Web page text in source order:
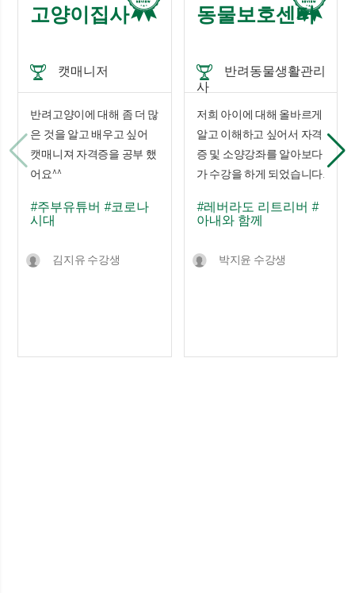
고양이집사
캣매니저
반려고양이에 대해 좀 더 많
은 것을 알고 배우고 싶어
캣매니져 자격증을 공부 했
어요^^
#주부유튜버 #코로나
시대
김지유 수강생
동물보호센터
반려동물생활관리
사
저희 아이에 대해 올바르게
알고 이해하고 싶어서 자격
증 및 소양강좌를 알아보다
가 수강을 하게 되었습니다.
#레버라도 리트리버 #
아내와 함께
박지윤 수강생